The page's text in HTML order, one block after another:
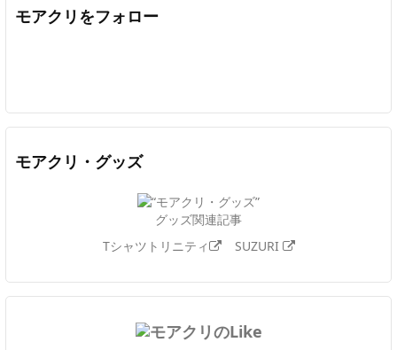
モアクリをフォロー
モアクリ・グッズ
グッズ関連記事
Tシャツトリニティ
SUZURI